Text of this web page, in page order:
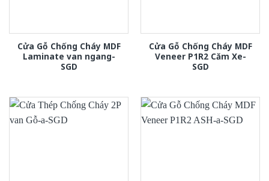
Cửa Gỗ Chống Cháy MDF
Laminate van ngang-
SGD
Cửa Gỗ Chống Cháy MDF
Veneer P1R2 Căm Xe-
SGD